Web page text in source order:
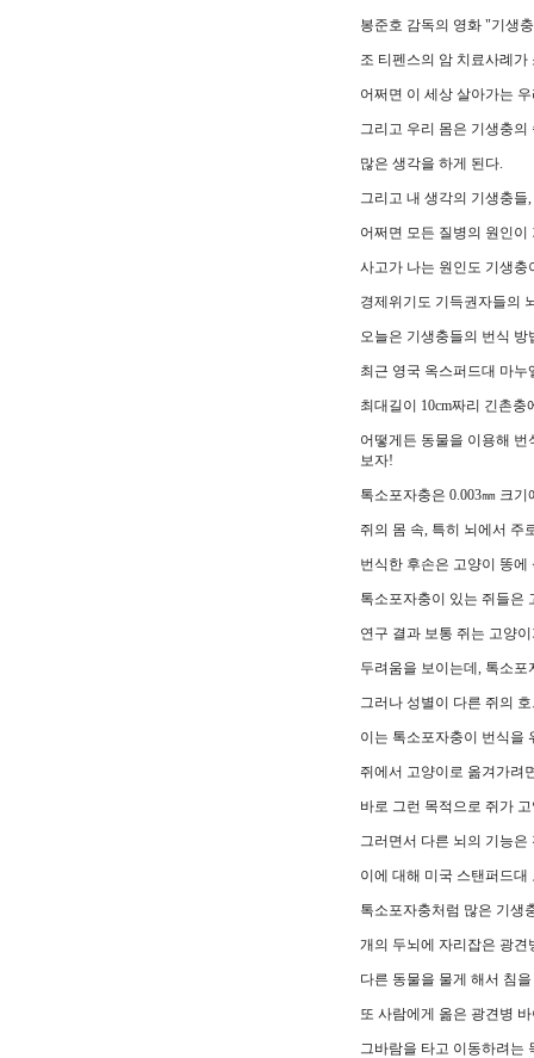
봉준호 감독의 영화 "기생
조 티펜스의 암 치료사례
어쩌면 이 세상 살아가는
그리고 우리 몸은 기생충
많은 생각을 하게 된다.
그리고 내 생각의 기생충
어쩌면 모든 질병의 원인이
사고가 나는 원인도 기생충
경제위기도 기득권자들의
오늘은 기생충들의 번식
최근 영국 옥스퍼드대 마
최대길이 10cm짜리 긴촌
어떻게든 동물을 이용해
보자!
톡소포자충은 0.003㎜ 크
쥐의 몸 속, 특히 뇌에서 주
번식한 후손은 고양이 똥
톡소포자충이 있는 쥐들은
연구 결과 보통 쥐는 고양
두려움을 보이는데, 톡소
그러나 성별이 다른 쥐의
이는 톡소포자충이 번식을
쥐에서 고양이로 옮겨가려
바로 그런 목적으로 쥐가
그러면서 다른 뇌의 기능은
이에 대해 미국 스탠퍼드
톡소포자충처럼 많은 기생
개의 두뇌에 자리잡은 광
다른 동물을 물게 해서 침
또 사람에게 옮은 광견병
그바람을 타고 이동하려는